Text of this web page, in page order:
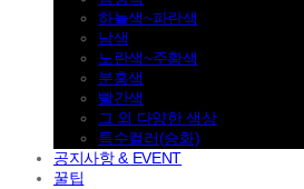
하늘색~파란색
남색
노란색~주황색
분홍색
빨간색
그 외 다양한 색상
특수컬러(승화)
공지사항 & EVENT
꿀팁